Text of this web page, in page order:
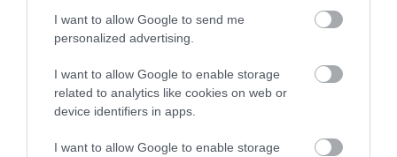
I want to allow Google to send me
personalized advertising.
I want to allow Google to enable storage
related to analytics like cookies on web or
device identifiers in apps.
I want to allow Google to enable storage
Ξυπνάτε και σέρνεστε από την κούραση;
8+1 απλές κινήσεις για περισσότερη
ενέργεια από το πρωί